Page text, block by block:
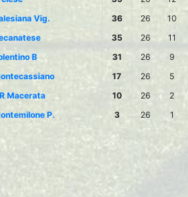
Vig.
36 26 10
35 26 11
B
31 26 9
17 26 5
Macerata
10 26 2
P.
3 26 1